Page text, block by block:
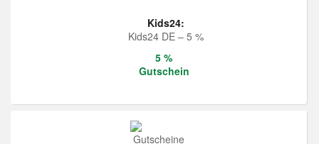
Kids24:
Kids24 DE – 5 %
5 %
Gutschein